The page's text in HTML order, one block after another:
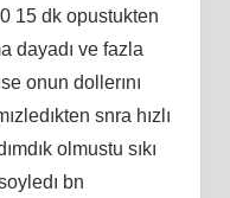
15 dk opustukten
dayadı ve fazla
onun dollerını
snra hızlı
olmustu sıkı
bn